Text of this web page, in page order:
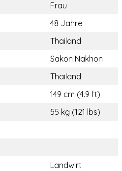
Frau
48 Jahre
Thailand
Sakon Nakhon
Thailand
149 cm (4.9 ft)
55 kg (121 lbs)
Landwirt